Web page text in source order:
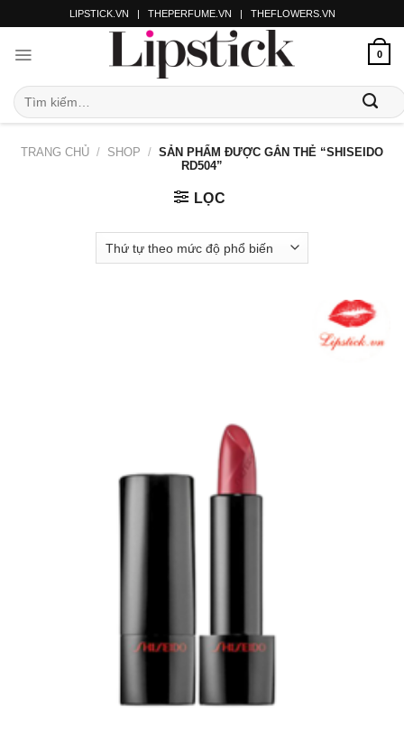
LIPSTICK.VN | THEPERFUME.VN | THEFLOWERS.VN
0
TRANG CHỦ / SHOP / SẢN PHẨM ĐƯỢC GẮN THẺ “SHISEIDO
RD504”
LỌC